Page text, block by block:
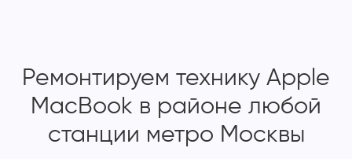
Ремонтируем технику Apple
MacBook в районе любой
станции метро Москвы